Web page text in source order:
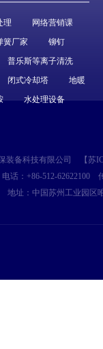
理
网络营销课
簧厂家
铆钉
普乐斯等离子清洗
闭式冷却塔
地暖
水处理设备
装备科技有限公司 【苏
电话：+86-512-62622100
地址：中国苏州工业园区